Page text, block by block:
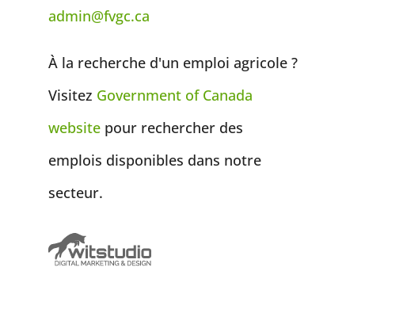
admin@fvgc.ca
À la recherche d'un emploi agricole ?
Visitez Government of Canada
websitepour rechercher des
emplois disponibles dans notre
secteur.